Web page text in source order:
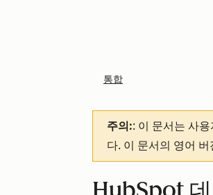
통합
주의:: 이 문서는 사
다. 이 문서의 영어